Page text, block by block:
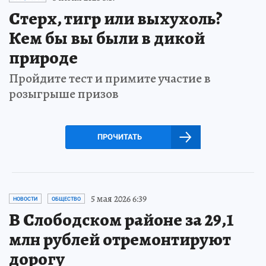
Стерх, тигр или выхухоль?
Кем бы вы были в дикой
природе
Пройдите тест и примите участие в
розыгрыше призов
ПРОЧИТАТЬ
НОВОСТИ ОБЩЕСТВО 5 мая 2026 6:39
В Слободском районе за 29,1
млн рублей отремонтируют
дорогу